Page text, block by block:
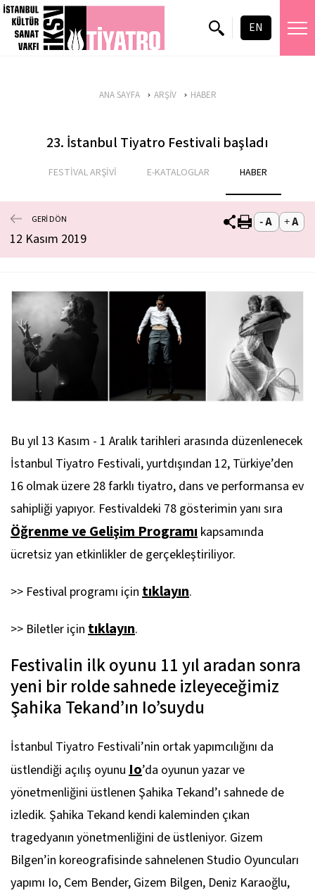
EN
ANA SAYFA ARŞİV HABER
23. İstanbul Tiyatro Festivali başladı
FESTİVAL ARŞİVİ E-KATALOGLAR HABER
GERİ DÖN
12 Kasım 2019
Bu yıl 13 Kasım - 1 Aralık tarihleri arasında düzenlenecek
İstanbul Tiyatro Festivali, yurtdışından 12, Türkiye’den
16 olmak üzere 28 farklı tiyatro, dans ve performansa ev
sahipliği yapıyor. Festivaldeki 78 gösterimin yanı sıra
Öğrenme ve Gelişim Programı kapsamında
ücretsiz yan etkinlikler de gerçekleştiriliyor.
>> Festival programı için tıklayın.
>> Biletler için tıklayın.
Festivalin ilk oyunu 11 yıl aradan sonra
yeni bir rolde sahnede izleyeceğimiz
Şahika Tekand’ın Io’suydu
İstanbul Tiyatro Festivali’nin ortak yapımcılığını da
üstlendiği açılış oyunu Io’da oyunun yazar ve
yönetmenliğini üstlenen Şahika Tekand’ı sahnede de
izledik. Şahika Tekand kendi kaleminden çıkan
tragedyanın yönetmenliğini de üstleniyor. Gizem
Bilgen’in koreografisinde sahnelenen Studio Oyuncuları
yapımı Io, Cem Bender, Gizem Bilgen, Deniz Karaoğlu,